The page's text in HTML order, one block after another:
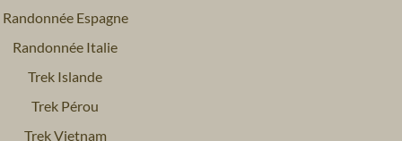
Randonnée Espagne
Randonnée Italie
Trek Islande
Trek Pérou
Trek Vietnam